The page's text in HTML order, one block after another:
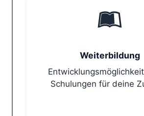
Weiterbildung
Schulungen für deine